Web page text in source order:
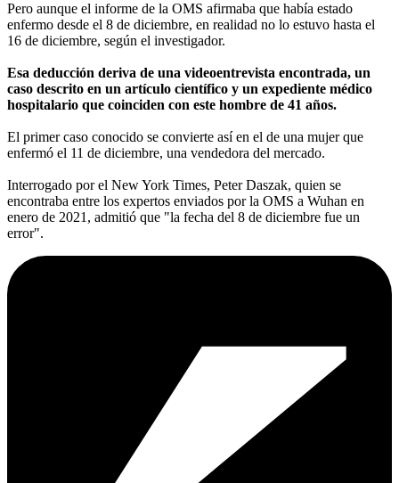
Pero aunque el informe de la OMS afirmaba que había estado
enfermo desde el 8 de diciembre, en realidad no lo estuvo hasta el
16 de diciembre, según el investigador.
Esa deducción deriva de una videoentrevista encontrada, un
caso descrito en un artículo científico y un expediente médico
hospitalario que coinciden con este hombre de 41 años.
El primer caso conocido se convierte así en el de una mujer que
enfermó el 11 de diciembre, una vendedora del mercado.
Interrogado por el New York Times, Peter Daszak, quien se
encontraba entre los expertos enviados por la OMS a Wuhan en
enero de 2021, admitió que "la fecha del 8 de diciembre fue un
error".